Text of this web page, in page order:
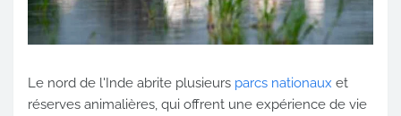
Le nord de l'Inde abrite plusieurs parcs nationaux et
réserves animalières, qui offrent une expérience de vie